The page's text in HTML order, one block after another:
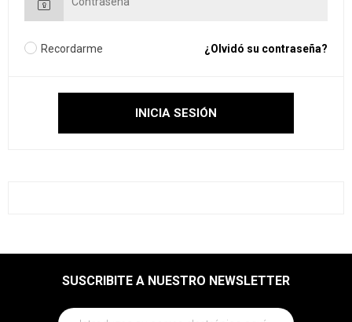
Recordarme ¿Olvidó su contraseña?
SUSCRIBITE A NUESTRO NEWSLETTER